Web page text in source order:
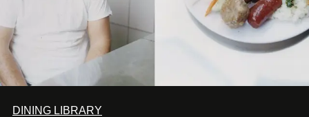
DINING LIBRARY